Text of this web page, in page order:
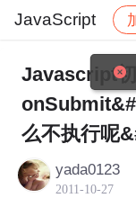
JavaScript
社区
Javascript
么不执行呢
yada0123
2011-10-27